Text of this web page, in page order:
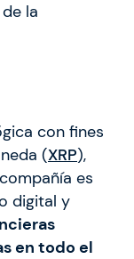
la
con fines
(XRP),
es
digital y
en todo el